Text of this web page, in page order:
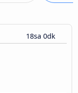
18sa 0dk